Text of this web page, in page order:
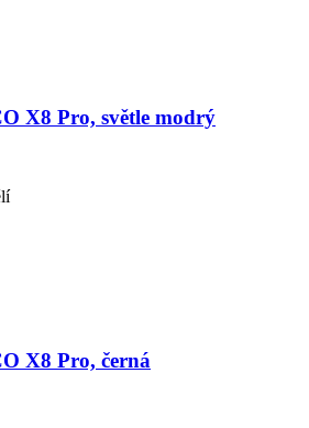
X8 Pro, světle modrý
X8 Pro, černá